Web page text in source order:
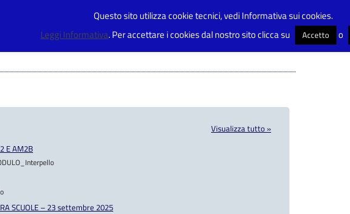
etichetta
Visualizza tutto »
E AM2B
SCUOLE – 23 settembre 2025
Questo sito utilizza cookie tecnici, vedi Informativa sui cookies.
Leggi Informativa. Per accettare i cookies dal nostro sito clicca su Accetto o